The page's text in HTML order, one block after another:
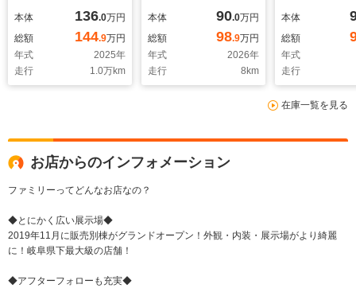
側電動スライドドア
衝突被害軽減ブレーキ
アクセル踏み間違い防
止装置 スマートキー
レーンキープアシスト
本体 136.0万円
総額
144.9万円
年式
2025年
走行
1.0万km
ドウ キーレス レーン
キープアシスト アク
セル踏み間違い防止装
置 エアコン・クーラ
ー 衝突被害軽減ブレ
本体 90.0万円
総額
98.9万円
年式
2026年
走行
8 km
ドウ キーレス
キープアシス
セル踏み間違
置 エアコン・
ー 衝突被害軽
ーキ 禁煙車
本体
総額
年式
走行
在庫一覧を見る
お店からのインフォメーション
ファミリーってどんなお店なの？
◆とにかく広い展示場◆
2019年11月に販売別棟がグランドオープン！外観・内装・展示場がより綺麗
に！岐阜県下最大級の店舗！
◆アフターフォローも充実◆